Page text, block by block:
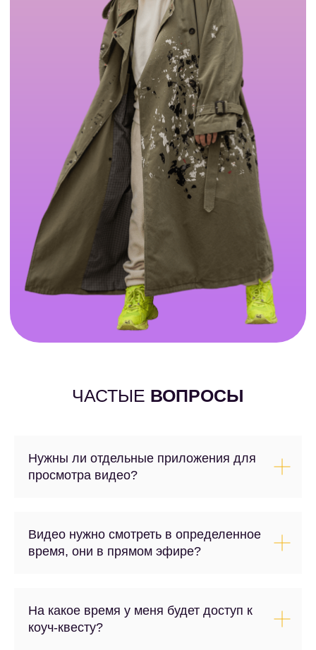
Нужны ли отдельные приложения для
просмотра видео?
Видео нужно смотреть в определенное
время, они в прямом эфире?
На какое время у меня будет доступ к
коуч-квесту?